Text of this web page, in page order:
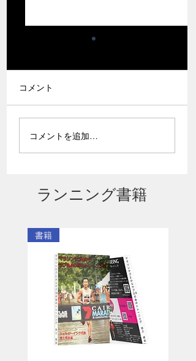
有料会員プランの紹介
ページリニューアルし
コメント
コメントを追加…
ランニング書籍
書籍